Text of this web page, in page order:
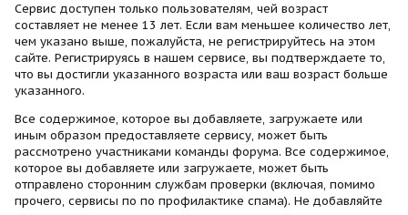
Сервис доступен только пользователям, чей возраст
составляет не менее 13 лет. Если вам меньшее количество лет,
чем указано выше, пожалуйста, не регистрируйтесь на этом
сайте. Регистрируясь в нашем сервисе, вы подтверждаете то,
что вы достигли указанного возраста или ваш возраст больше
указанного.
Все содержимое, которое вы добавляете, загружаете или
иным образом предоставляете сервису, может быть
рассмотрено участниками команды форума. Все содержимое,
которое вы добавляете или загружаете, может быть
отправлено сторонним службам проверки (включая, помимо
прочего, сервисы по по профилактике спама). Не добавляйте